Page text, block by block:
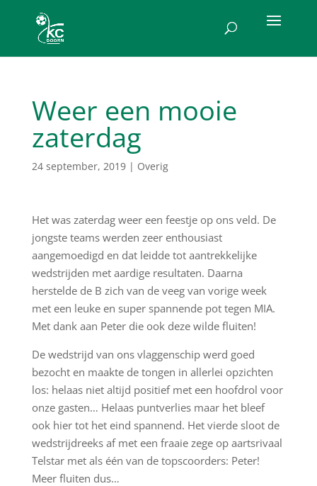
Weer een mooie
zaterdag
24 september, 2019| Overig
Het was zaterdag weer een feestje op ons veld. De
jongste teams werden zeer enthousiast
aangemoedigd en dat leidde tot aantrekkelijke
wedstrijden met aardige resultaten. Daarna
herstelde de B zich van de veeg van vorige week
met een leuke en super spannende pot tegen MIA.
Met dank aan Peter die ook deze wilde fluiten!
De wedstrijd van ons vlaggenschip werd goed
bezocht en maakte de tongen in allerlei opzichten
los: helaas niet altijd positief met een hoofdrol voor
onze gasten… Helaas puntverlies maar het bleef
ook hier tot het eind spannend. Het vierde sloot de
wedstrijdreeks af met een fraaie zege op aartsrivaal
Telstar met als één van de topscoorders: Peter!
Meer fluiten dus…